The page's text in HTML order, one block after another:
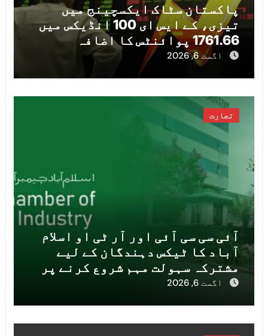
پاکستان سٹاک ایکسچینج میں
تیزی، کے ایس ای 100 انڈیکس میں
1761.66 پوائنٹس کا اضافہ
اگست 6, 2026
تجارت
آئی سی سی آئی اور آر ٹی او اسلام
آباد کا ٹیکس دہندگان کے لیے
مشترکہ سہولت مہم شروع کرنے پر
اتفاق
اگست 6, 2026